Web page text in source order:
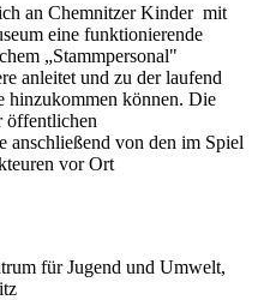
an Chemnitzer Kinder mit
eine funktionierende
„Stammpersonal"
anleitet und zu der laufend
hinzukommen können. Die
öffentlichen
anschließend von den im Spiel
vor Ort
für Jugend und Umwelt,